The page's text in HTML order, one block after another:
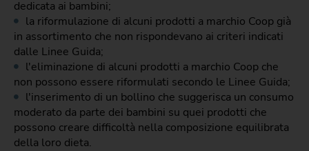
dedicata ai bambini;
la riformulazione di alcuni prodotti a marchio Coop già
in assortimento che non rispondevano ai criteri indicati
dalle Linee Guida;
l'eliminazione di alcuni prodotti a marchio Coop che
non possono essere riformulati secondo le Linee Guida;
l'inserimento di un bollino che suggerisca un consumo
moderato da parte dei bambini su quei prodotti che
possono creare difficoltà nella composizione equilibrata
della loro dieta.